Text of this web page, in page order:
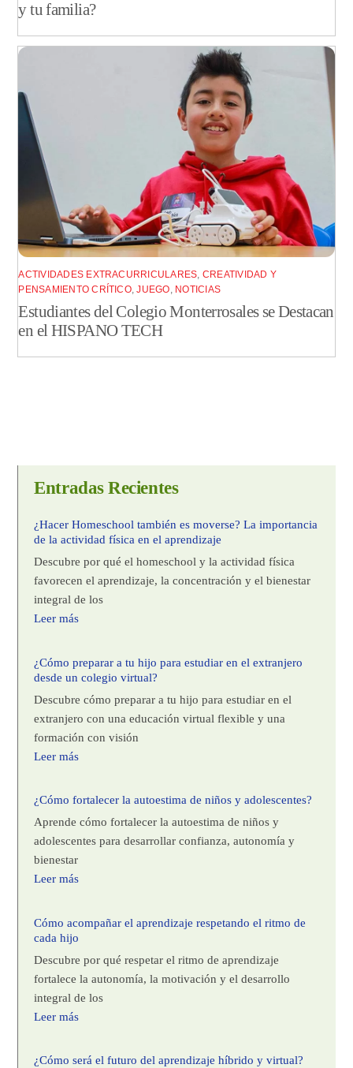
y tu familia?
ACTIVIDADES EXTRACURRICULARES, CREATIVIDAD Y
PENSAMIENTO CRÍTICO,JUEGO, NOTICIAS
Estudiantes del Colegio Monterrosales se Destacan
en el HISPANO TECH
Entradas Recientes
¿Hacer Homeschool también es moverse? La importancia
de la actividad física en el aprendizaje
Descubre por qué el homeschool y la actividad física
favorecen el aprendizaje, la concentración y el bienestar
integral de los
Leer más
¿Cómo preparar a tu hijo para estudiar en el extranjero
desde un colegio virtual?
Descubre cómo preparar a tu hijo para estudiar en el
extranjero con una educación virtual flexible y una
formación con visión
Leer más
¿Cómo fortalecer la autoestima de niños y adolescentes?
Aprende cómo fortalecer la autoestima de niños y
adolescentes para desarrollar confianza, autonomía y
bienestar
Leer más
Cómo acompañar el aprendizaje respetando el ritmo de
cada hijo
Descubre por qué respetar el ritmo de aprendizaje
fortalece la autonomía, la motivación y el desarrollo
integral de los
Leer más
¿Cómo será el futuro del aprendizaje híbrido y virtual?